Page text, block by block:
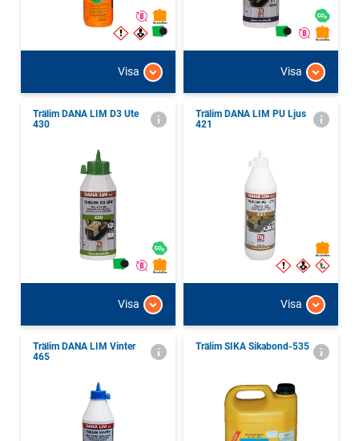
Visa Visa
Trälim DANA LIM D3 Ute
430
Visa
Trälim DANA LIM PU Ljus
421
Visa
Trälim DANA LIM Vinter
465
Trälim SIKA Sikabond-535